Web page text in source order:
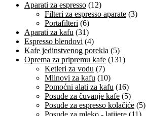
Aparati za espresso (12)
Filteri za espresso aparate (3)
Portafilteri (6)
Aparati za kafu (31)
Espresso blendovi (4)
Kafe jedinstvenog porekla (5)
Oprema za pripremu kafe (131)
Ketleri za vodu (7)
Mlinovi za kafu (10)
Pomoćni alati za kafu (16)
Posude za čuvanje kafe (5)
Posude za espresso kolačiće (5)